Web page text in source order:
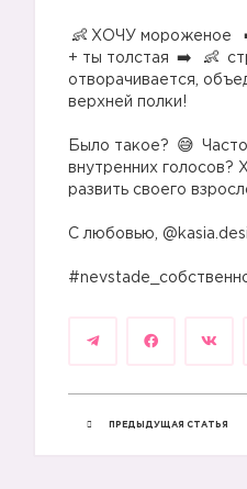
ХОЧУ мороженое
+ ты толстая
отворачивается,
верхней полки!
Было такое?
внутренних голосов?
развить своего
С любовью,
ПРЕДЫДУЩАЯ СТАТЬЯ